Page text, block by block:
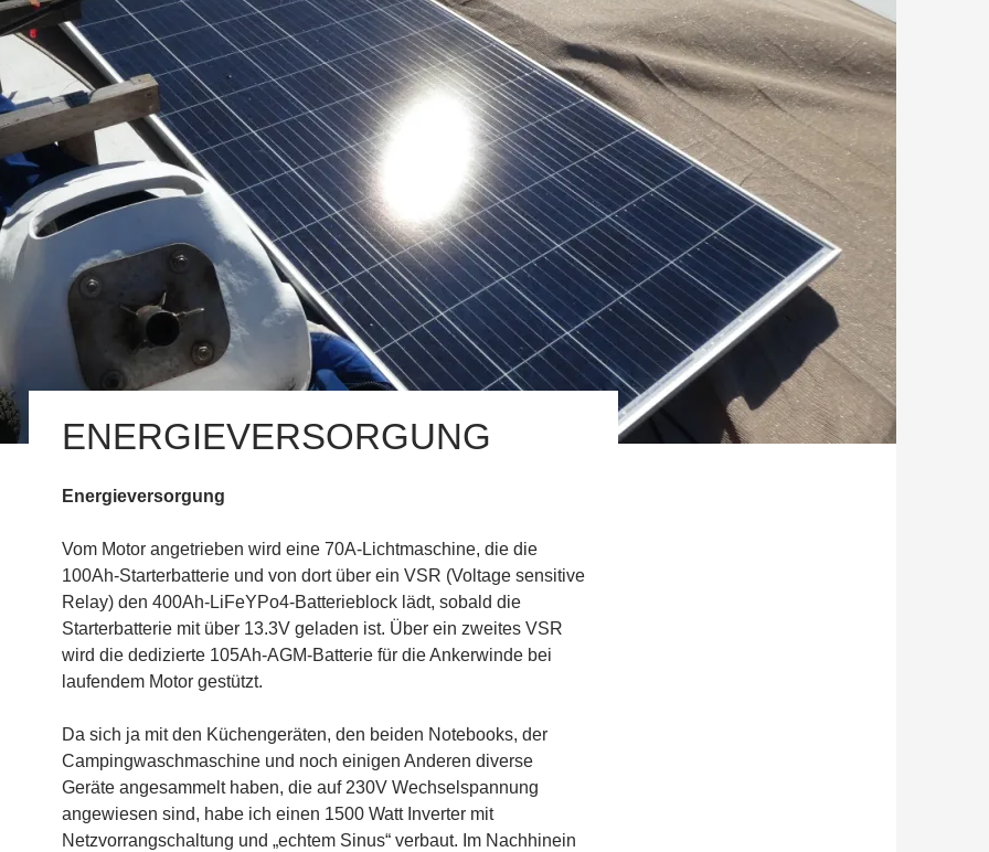
ENERGIEVERSORGUNG
Energieversorgung
Vom Motor angetrieben wird eine 70A-Lichtmaschine, die die
100Ah-Starterbatterie und von dort über ein VSR (Voltage sensitive
Relay) den 400Ah-LiFeYPo4-Batterieblock lädt, sobald die
Starterbatterie mit über 13.3V geladen ist. Über ein zweites VSR
wird die dedizierte 105Ah-AGM-Batterie für die Ankerwinde bei
laufendem Motor gestützt.
Da sich ja mit den Küchengeräten, den beiden Notebooks, der
Campingwaschmaschine und noch einigen Anderen diverse
Geräte angesammelt haben, die auf 230V Wechselspannung
angewiesen sind, habe ich einen 1500 Watt Inverter mit
Netzvorrangschaltung und „echtem Sinus“ verbaut. Im Nachhinein